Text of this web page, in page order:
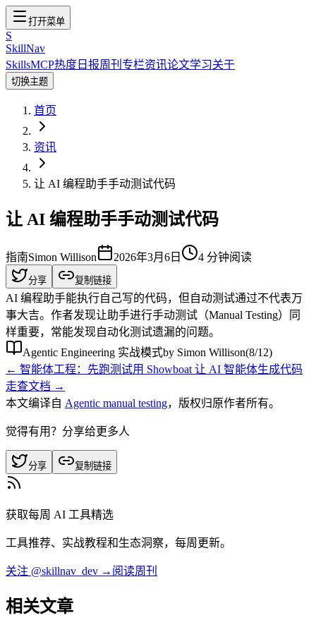
打开菜单
S
SkillNav
SkillsMCP热度 日报周刊 专栏资讯论文学习关于
切换主题
首页
资讯
让 AI 编程助手手动测试代码
让 AI 编程助手手动测试代码
指南Simon Willison 2026年3月6日 4 分钟阅读
分享 复制链接
AI 编程助手能执行自己写的代码，但自动测试通过不代表万
事大吉。作者发现让助手进行手动测试（Manual Testing）同
样重要，常能发现自动化测试遗漏的问题。
Agentic Engineering 实战模式by Simon Willison(8/12)
← 智能体工程：先跑测试用 Showboat 让 AI 智能体生成代码
走查文档 →
本文编译自 Agentic manual testing，版权归原作者所有。
觉得有用？分享给更多人
分享 复制链接
获取每周 AI 工具精选
工具推荐、实战教程和生态洞察，每周更新。
关注 @skillnav_dev → 阅读周刊
相关文章